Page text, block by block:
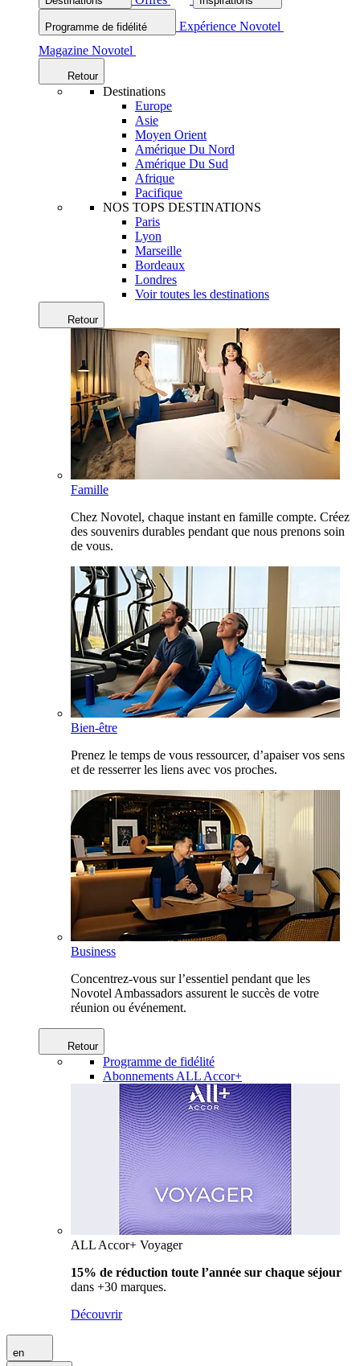
Programme de fidélité
Expérience Novotel
Magazine Novotel
Retour
Destinations
Europe
Asie
Moyen Orient
Amérique Du Nord
Amérique Du Sud
Afrique
Pacifique
NOS TOPS DESTINATIONS
Paris
Lyon
Marseille
Bordeaux
Londres
Voir toutes les destinations
Retour
Famille
Chez Novotel, chaque instant en famille compte. Créez
des souvenirs durables pendant que nous prenons soin
de vous.
Bien-être
Prenez le temps de vous ressourcer, d’apaiser vos sens
et de resserrer les liens avec vos proches.
Business
Concentrez-vous sur l’essentiel pendant que les
Novotel Ambassadors assurent le succès de votre
réunion ou événement.
Retour
Programme de fidélité
Abonnements ALL Accor+
ALL Accor+ Voyager
15% de réduction toute l’année sur chaque séjour
dans +30 marques.
Découvrir
en